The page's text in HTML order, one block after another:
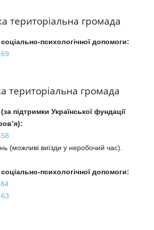
територіальна громада
психологічної допомоги:
територіальна громада
підтримки Української фундації
(можливі виїзди у неробочий час).
психологічної допомоги: